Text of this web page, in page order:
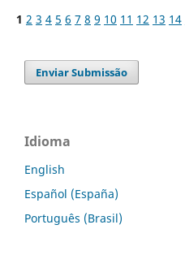
1 2 3 4 5 6 7 8 9 10 11 12 13 14
Enviar Submissão
Idioma
English
Español (España)
Português (Brasil)